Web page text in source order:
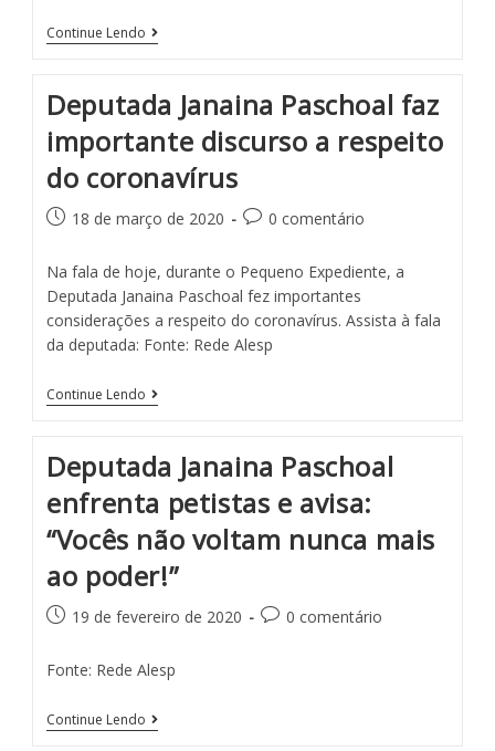
Continue Lendo
Deputada Janaina Paschoal faz
importante discurso a respeito
do coronavírus
18 de março de 2020 0 comentário
Na fala de hoje, durante o Pequeno Expediente, a
Deputada Janaina Paschoal fez importantes
considerações a respeito do coronavírus. Assista à fala
da deputada: Fonte: Rede Alesp
Continue Lendo
Deputada Janaina Paschoal
enfrenta petistas e avisa:
“Vocês não voltam nunca mais
ao poder!”
19 de fevereiro de 2020 0 comentário
Fonte: Rede Alesp
Continue Lendo